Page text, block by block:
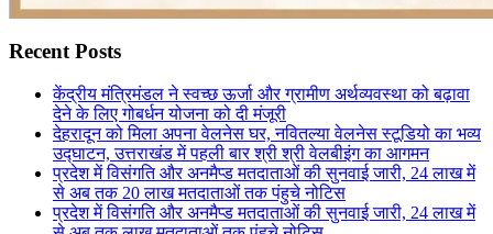
Recent Posts
केंद्रीय मंत्रिमंडल ने स्वच्छ ऊर्जा और ग्रामीण अर्थव्यवस्था को बढ़ावा
देने के लिए गोबर्धन योजना को दी मंजूरी
देहरादून को मिला अपना वेलनेस घर, नवितल्या वेलनेस स्टूडियो का भव्य
उद्घाटन, उत्तराखंड में पहली बार श्री श्री वेलबीइंग का आगमन
प्रदेश में विसंगति और अनमैप्ड मतदाताओं की सुनवाई जारी, 24 लाख में
से अब तक 20 लाख मतदाताओं तक पंहुचे नोटिस
प्रदेश में विसंगति और अनमैप्ड मतदाताओं की सुनवाई जारी, 24 लाख में